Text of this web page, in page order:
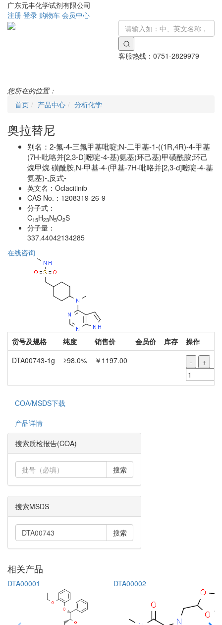
广东元丰化学试剂有限公司
注册 登录 购物车 会员中心
客服热线： 0751-2829979
您所在的位置：
首页
产品中心 分析化学
奥拉替尼
别名： 2-氟-4-三氟甲基吡啶;N-二甲基-1-((1R,4R)-4-甲基
(7H-吡咯并[2,3-D]嘧啶-4-基)氨基)环己基)甲磺酰胺;环己
烷甲烷 磺酰胺,N-甲基-4-(甲基-7H-吡咯并[2,3-d]嘧啶-4-基
氨基)-,反式-
英文名： Oclacitinib
CAS No.： 1208319-26-9
分子式：
C15H23N5O2S
分子量：
337.44042134285
在线咨询
货号及规格 纯度 销售价 会员价 库存
操作
DTA00743-1g
≥98.0% ￥1197.00 - +
COA/MSDS下载
产品详情
搜索质检报告(COA)
搜索
搜索MSDS
搜索
相关产品
DTA00001 DTA00002